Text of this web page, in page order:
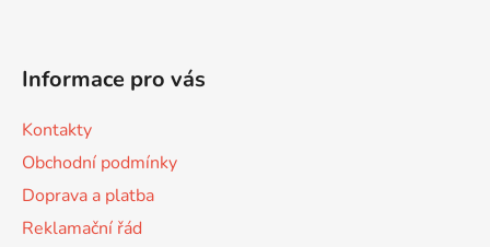
Informace pro vás
Kontakty
Obchodní podmínky
Doprava a platba
Reklamační řád